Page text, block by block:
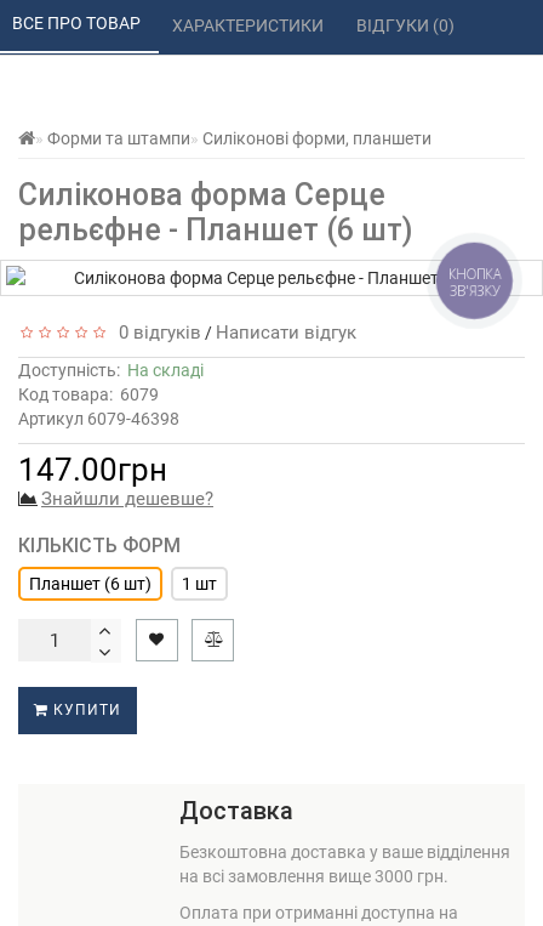
Форми та штампи Силіконові форми, планшети
Силіконова форма Серце
рельєфне - Планшет (6 шт)
ВСЕ ПРО ТОВАР ХАРАКТЕРИСТИКИ ВІДГУКИ (0)
0 відгуків / Написати відгук
Доступність: На складі
Код товара: 6079
Артикул 6079-46398
147.00грн
Знайшли дешевше?
КІЛЬКІСТЬ ФОРМ
Планшет (6 шт) 1 шт
КУПИТИ
Доставка
Безкоштовна доставка у ваше відділення
на всі замовлення вище 3000 грн.
Оплата при отриманні доступна на
КНОПКА
ЗВ'ЯЗКУ